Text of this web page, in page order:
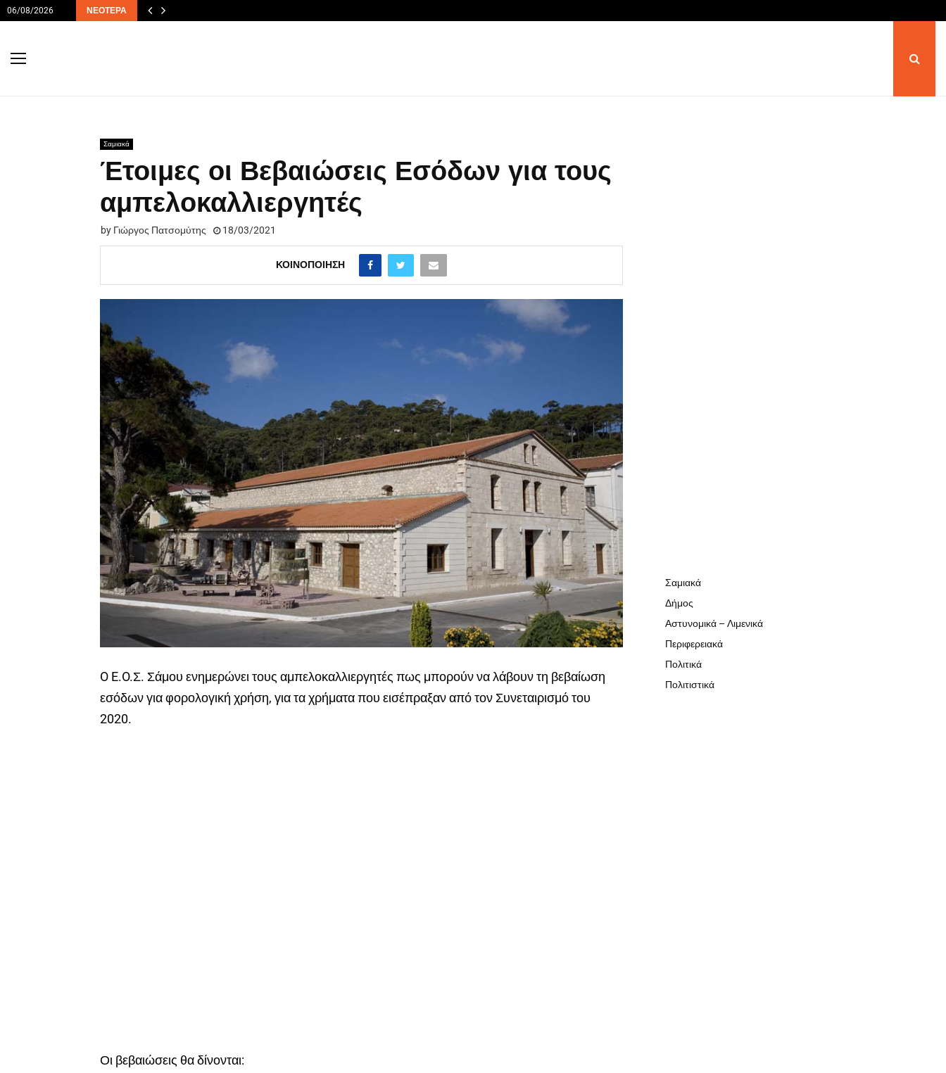
06/08/2026 ΝΕΌΤΕΡΑ
Σαμιακά
Έτοιμες οι Βεβαιώσεις Εσόδων για τους
αμπελοκαλλιεργητές
by Γιώργος Πατσομύτης 18/03/2021
ΚΟΙΝΟΠΟΊΗΣΗ
O E.O.Σ. Σάμου ενημερώνει τους αμπελοκαλλιεργητές πως μπορούν να λάβουν τη βεβαίωση
εσόδων για φορολογική χρήση, για τα χρήματα που εισέπραξαν από τον Συνεταιρισμό του
2020.
Οι βεβαιώσεις θα δίνονται:
Σαμιακά
Δήμος
Αστυνομικά – Λιμενικά
Περιφερειακά
Πολιτικά
Πολιτιστικά